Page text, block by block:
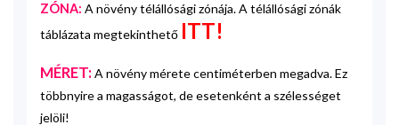
ZÓNA: A növény télállósági zónája. A télállósági zónák
táblázata megtekinthető ITT!
MÉRET:A növény mérete centiméterben megadva. Ez
többnyire a magasságot, de esetenként a szélességet
jelöli!